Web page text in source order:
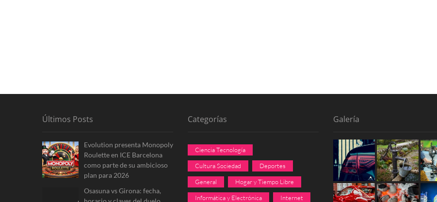
Últimos Posts
Evolution presenta Monopoly
Roulette en ICE Barcelona
como parte de su ambicioso
plan para 2026
Osasuna vs Girona: fecha,
Categorías
Ciencia Tecnología
Cultura Sociedad Deportes
General Hogar y Tiempo Libre
Informática y Electrónica Internet
Galería